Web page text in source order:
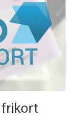
frikort